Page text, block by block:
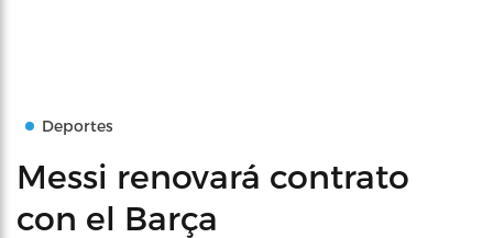
Deportes
Messi renovará contrato
con el Barça